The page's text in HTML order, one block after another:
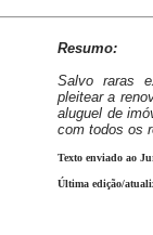
Resumo:
Salvo raras
pleitear a
aluguel de
com todos os
Texto enviado ao
Última edição/